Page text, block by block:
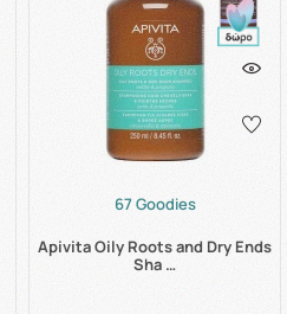
67 Goodies
Apivita Oily Roots and Dry Ends
Sha …